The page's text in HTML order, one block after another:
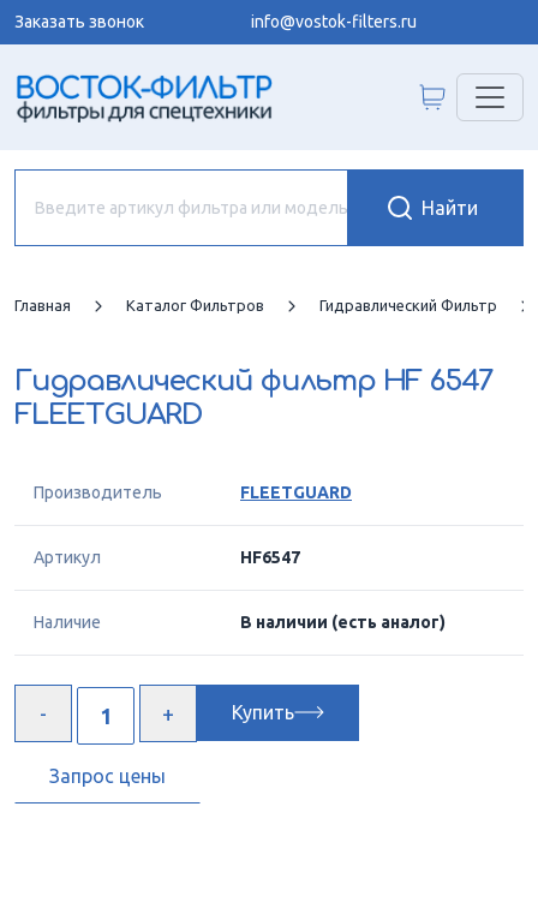
Заказать звонок info@vostok-filters.ru
Главная Каталог Фильтров Гидравлический Фильтр
Гидравлический фильтр HF 6547
FLEETGUARD
Производитель FLEETGUARD
Артикул HF6547
Наличие В наличии (есть аналог)
Купить
Запрос цены